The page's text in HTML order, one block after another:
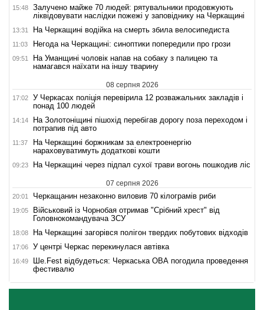
15:48
Залучено майже 70 людей: рятувальники продовжують
ліквідовувати наслідки пожежі у заповіднику на Черкащині
13:31 На Черкащині водійка на смерть збила велосипедиста
11:03 Негода на Черкащині: синоптики попередили про грози
09:51
На Уманщині чоловік напав на собаку з палицею та
намагався наїхати на іншу тварину
08 серпня 2026
17:02
У Черкасах поліція перевірила 12 розважальних закладів і
понад 100 людей
14:14
На Золотоніщині пішохід перебігав дорогу поза переходом і
потрапив під авто
11:37
На Черкащині боржникам за електроенергію
нараховуватимуть додаткові кошти
09:23 На Черкащині через підпал сухої трави вогонь пошкодив ліс
07 серпня 2026
20:01 Черкащанин незаконно виловив 70 кілограмів риби
19:05
Військовий із Чорнобая отримав "Срібний хрест" від
Головнокомандувача ЗСУ
18:08 На Черкащині загорівся полігон твердих побутових відходів
17:06 У центрі Черкас перекинулася автівка
16:49
Ше.Fest відбудеться: Черкаська ОВА погодила проведення
фестивалю